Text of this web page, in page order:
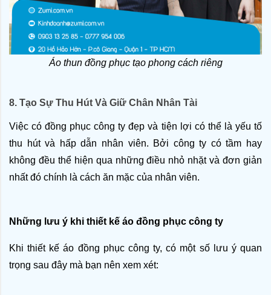
Áo thun đồng phục tạo phong cách riêng
8. Tạo Sự Thu Hút Và Giữ Chân Nhân Tài
Việc có đồng phục công ty đẹp và tiện lợi có thể là yếu tố
thu hút và hấp dẫn nhân viên. Bởi công ty có tầm hay
không đều thể hiện qua những điều nhỏ nhặt và đơn giản
nhất đó chính là cách ăn mặc của nhân viên.
Những lưu ý khi thiết kế áo đồng phục công ty
Khi thiết kế áo đồng phục công ty, có một số lưu ý quan
trọng sau đây mà bạn nên xem xét: